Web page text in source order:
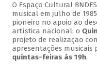
O Espaço Cultural
musical em julho de
pioneiro no apoio ao
artística nacional: o
projeto de realização
apresentações musicais
quintas-feiras às 19h.